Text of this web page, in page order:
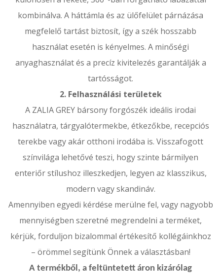
kombinálva. A háttámla és az ülőfelület párnázása
megfelelő tartást biztosít, így a szék hosszabb
használat esetén is kényelmes. A minőségi
anyaghasználat és a precíz kivitelezés garantálják a
tartósságot.
2. Felhasználási területek
A ZALIA GREY bársony forgószék ideális irodai
használatra, tárgyalótermekbe, étkezőkbe, recepciós
terekbe vagy akár otthoni irodába is. Visszafogott
színvilága lehetővé teszi, hogy szinte bármilyen
enteriőr stílushoz illeszkedjen, legyen az klasszikus,
modern vagy skandináv.
Amennyiben egyedi kérdése merülne fel, vagy nagyobb
mennyiségben szeretné megrendelni a terméket,
kérjük, forduljon bizalommal értékesítő kollégáinkhoz
– örömmel segítünk Önnek a választásban!
A termékből, a feltüntetett áron kizárólag